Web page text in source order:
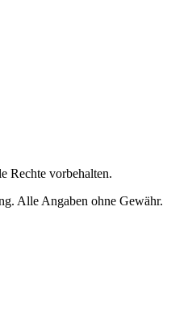
Rechte vorbehalten.
Alle Angaben ohne Gewähr.